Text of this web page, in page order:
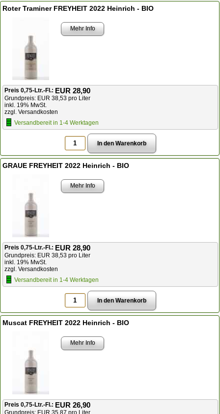
Roter Traminer FREYHEIT 2022 Heinrich - BIO
Mehr Info
Preis 0,75-Ltr.-Fl.: EUR 28,90
Grundpreis: EUR 38,53 pro Liter
inkl. 19% MwSt.
zzgl. Versandkosten
Versandbereit in 1-4 Werktagen
GRAUE FREYHEIT 2022 Heinrich - BIO
Mehr Info
Preis 0,75-Ltr.-Fl.: EUR 28,90
Grundpreis: EUR 38,53 pro Liter
inkl. 19% MwSt.
zzgl. Versandkosten
Versandbereit in 1-4 Werktagen
Muscat FREYHEIT 2022 Heinrich - BIO
Mehr Info
Preis 0,75-Ltr.-Fl.: EUR 26,90
Grundpreis: EUR 35,87 pro Liter